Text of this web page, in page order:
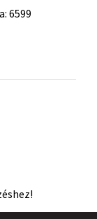
6599